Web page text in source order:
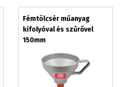
Fémtölcsér műanyag
kifolyóval és szűrővel
150mm